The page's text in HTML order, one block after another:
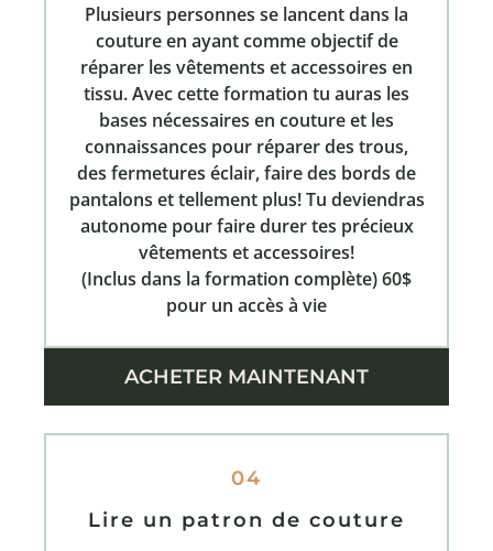
Plusieurs personnes se lancent dans la
couture en ayant comme objectif de
réparer les vêtements et accessoires en
tissu. Avec cette formation tu auras les
bases nécessaires en couture et les
connaissances pour réparer des trous,
des fermetures éclair, faire des bords de
pantalons et tellement plus! Tu deviendras
autonome pour faire durer tes précieux
vêtements et accessoires!
(Inclus dans la formation complète) 60$
pour un accès à vie
ACHETER MAINTENANT
04
Lire un patron de couture